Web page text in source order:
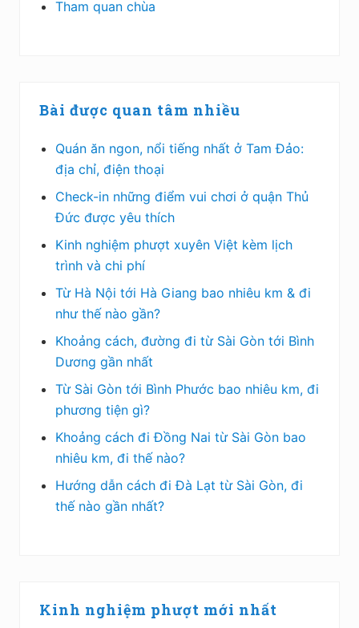
Tham quan chùa
Bài được quan tâm nhiều
Quán ăn ngon, nổi tiếng nhất ở Tam Đảo:
địa chỉ, điện thoại
Check-in những điểm vui chơi ở quận Thủ
Đức được yêu thích
Kinh nghiệm phượt xuyên Việt kèm lịch
trình và chi phí
Từ Hà Nội tới Hà Giang bao nhiêu km & đi
như thế nào gần?
Khoảng cách, đường đi từ Sài Gòn tới Bình
Dương gần nhất
Từ Sài Gòn tới Bình Phước bao nhiêu km, đi
phương tiện gì?
Khoảng cách đi Đồng Nai từ Sài Gòn bao
nhiêu km, đi thế nào?
Hướng dẫn cách đi Đà Lạt từ Sài Gòn, đi
thế nào gần nhất?
Kinh nghiệm phượt mới nhất